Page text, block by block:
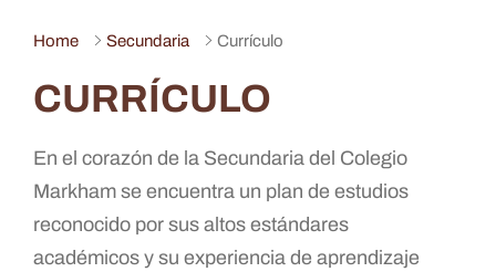
Home Secundaria Currículo
CURRÍCULO
En el corazón de la Secundaria del Colegio
Markham se encuentra un plan de estudios
reconocido por sus altos estándares
académicos y su experiencia de aprendizaje